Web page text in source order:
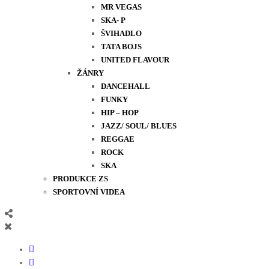
MR VEGAS
SKA- P
ŠVIHADLO
TATA BOJS
UNITED FLAVOUR
ŽÁNRY
DANCEHALL
FUNKY
HIP – HOP
JAZZ/ SOUL/ BLUES
REGGAE
ROCK
SKA
PRODUKCE ZS
SPORTOVNÍ VIDEA